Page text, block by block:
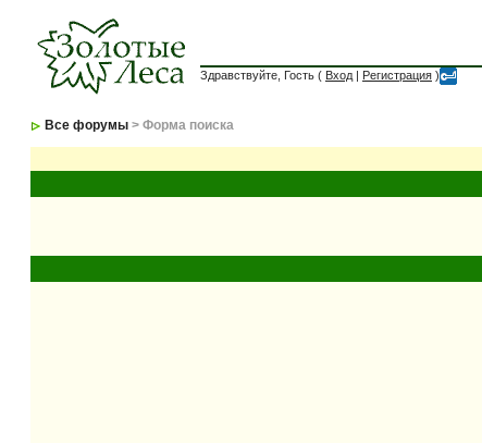
Здравствуйте, Гость ( Вход | Регистрация )
Все форумы > Форма поиска